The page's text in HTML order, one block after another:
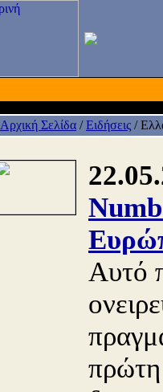
Αρχική Σελίδα /Ειδήσεις /
Αυτό